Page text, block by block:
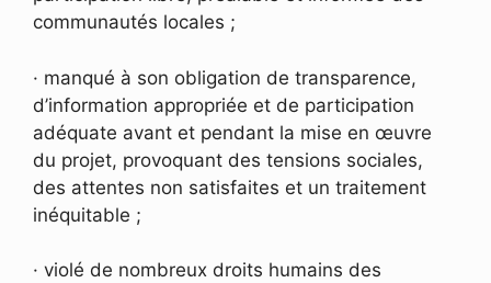
communautés locales ;
· manqué à son obligation de transparence,
d’information appropriée et de participation
adéquate avant et pendant la mise en œuvre
du projet, provoquant des tensions sociales,
des attentes non satisfaites et un traitement
inéquitable ;
· violé de nombreux droits humains des